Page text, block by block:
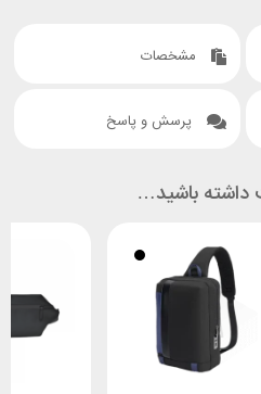
مشخصات
پرسش و پاسخ
باشید…